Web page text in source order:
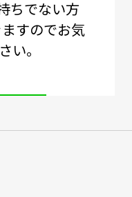
ちでない⽅
すのでお気
い。